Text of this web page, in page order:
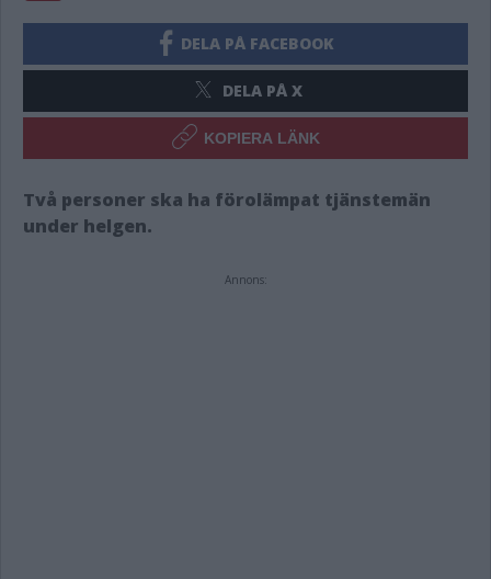
DELA PÅ FACEBOOK
DELA PÅ X
KOPIERA LÄNK
Två personer ska ha förolämpat tjänstemän
under helgen.
Annons: